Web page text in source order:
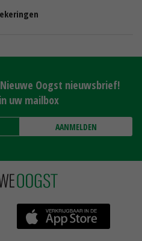
Oogst nieuwsbrief!
uw mailbox
AANMELDEN